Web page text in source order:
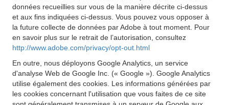
données recueillies sur vous de la manière décrite ci-dessus
et aux fins indiquées ci-dessus. Vous pouvez vous opposer à
la future collecte de données par Adobe à tout moment. Pour
en savoir plus sur le retrait de l’autorisation, consultez
http://www.adobe.com/privacy/opt-out.html
En outre, nous déployons Google Analytics, un service
d'analyse Web de Google Inc. (« Google »). Google Analytics
utilise également des cookies. Les informations générées par
les cookies concernant l'utilisation que vous faites de ce site